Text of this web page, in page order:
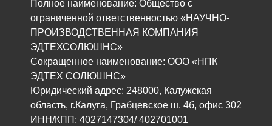
Полное наименование: Общество с
ограниченной ответственностью «НАУЧНО-
ПРОИЗВОДСТВЕННАЯ КОМПАНИЯ
ЭДТЕХСОЛЮШНС»
Сокращенное наименование: ООО «НПК
ЭДТЕХ СОЛЮШНС»
Юридический адрес: 248000, Калужская
область, г.Калуга, Грабцевское ш. 4б, офис 302
ИНН/КПП: 4027147304/ 402701001